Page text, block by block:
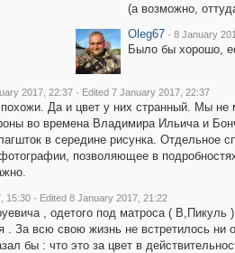
(а возможно,
Oleg67 · 8 January
Было бы хорошо,
2017, 22:37 · Edited 7 January 2017, 22:37
Да и цвет у них странный. Мы не
во времена Владимира Ильича и
в середине рисунка. Отдельное
позволяющее в
15:30 · Edited 8 January 2017, 21:22
, одетого под матроса ( В,Пикуль
. За всю свою жизнь не встретилось ни
бы : что это за цвет в